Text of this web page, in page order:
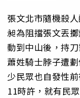
張文北市隨機殺
昶為阻擋張文丟
動到中山後，持
蕭姓騎士脖子遭
少民眾也自發性
11時許，就有民